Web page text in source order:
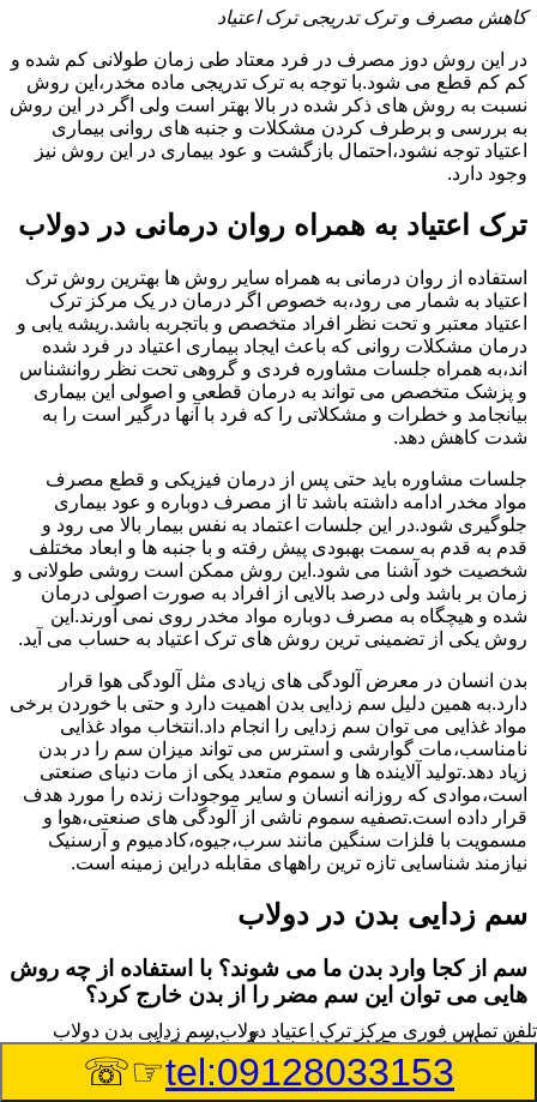
کاهش مصرف و ترک تدریجی ترک اعتیاد
در این روش دوز مصرف در فرد معتاد طی زمان طولانی کم شده و
کم کم قطع می شود.با توجه به ترک تدریجی ماده مخدر،این روش
نسبت به روش های ذکر شده در بالا بهتر است ولی اگر در این روش
به بررسی و برطرف کردن مشکلات و جنبه های روانی بیماری
اعتیاد توجه نشود،احتمال بازگشت و عود بیماری در این روش نیز
وجود دارد.
ترک اعتیاد به همراه روان درمانی در دولاب
استفاده از روان درمانی به همراه سایر روش ها بهترین روش ترک
اعتیاد به شمار می رود،به خصوص اگر درمان در یک مرکز ترک
اعتیاد معتبر و تحت نظر افراد متخصص و باتجربه باشد.ریشه یابی و
درمان مشکلات روانی که باعث ایجاد بیماری اعتیاد در فرد شده
اند،به همراه جلسات مشاوره فردی و گروهی تحت نظر روانشناس
و پزشک متخصص می تواند به درمان قطعی و اصولی این بیماری
بیانجامد و خطرات و مشکلاتی را که فرد با آنها درگیر است را به
شدت کاهش دهد.
جلسات مشاوره باید حتی پس از درمان فیزیکی و قطع مصرف
مواد مخدر ادامه داشته باشد تا از مصرف دوباره و عود بیماری
جلوگیری شود.در این جلسات اعتماد به نفس بیمار بالا می رود و
قدم به قدم به سمت بهبودی پیش رفته و با جنبه ها و ابعاد مختلف
شخصیت خود آشنا می شود.این روش ممکن است روشی طولانی و
زمان بر باشد ولی درصد بالایی از افراد به صورت اصولی درمان
شده و هیچگاه به مصرف دوباره مواد مخدر روی نمی آورند.این
روش یکی از تضمینی ترین روش های ترک اعتیاد به حساب می آید.
بدن انسان در معرض آلودگی های زیادی مثل آلودگی هوا قرار
دارد.به همین دلیل سم زدایی بدن اهمیت دارد و حتی با خوردن برخی
مواد غذایی می توان سم زدایی را انجام داد.انتخاب مواد غذایی
نامناسب،مات گوارشی و استرس می تواند میزان سم را در بدن
زیاد دهد.تولید آلاینده ها و سموم متعدد یکی از مات دنیای صنعتی
است،موادی که روزانه انسان و سایر موجودات زنده را مورد هدف
قرار داده است.تصفیه سموم ناشی از آلودگی های صنعتی،هوا و
مسمویت با فلزات سنگین مانند سرب،جیوه،کادمیوم و آرسنیک
نیازمند شناسایی تازه ترین راههای مقابله دراین زمینه است.
سم زدایی بدن در دولاب
سم از کجا وارد بدن ما می شوند؟ با استفاده از چه روش
هایی می توان این سم مضر را از بدن خارج کرد؟
بطور کلی سم موجود در بدن به دو گروه عمده تقسیم می
شوند.بخش بزرگی از این سموم مثل مواد به جا مانده از سموم
گیاهی و آفت کش ها،فلزات سنگین ناشی از آلودگی هوا،انواع
تلفن تماس فوری مرکز ترک اعتیاد دولاب,سم زدایی بدن دولاب
tel:09128033153
☞☏